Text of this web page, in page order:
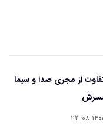
از مجری صدا و سیما